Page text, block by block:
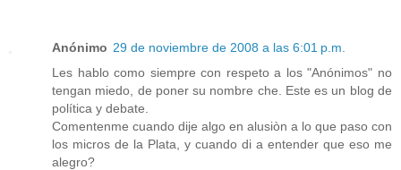
Anónimo 29 de noviembre de 2008 a las 6:01 p.m.
Les hablo como siempre con respeto a los "Anónimos" no
tengan miedo, de poner su nombre che. Este es un blog de
política y debate.
Comentenme cuando dije algo en alusiòn a lo que paso con
los micros de la Plata, y cuando di a entender que eso me
alegro?